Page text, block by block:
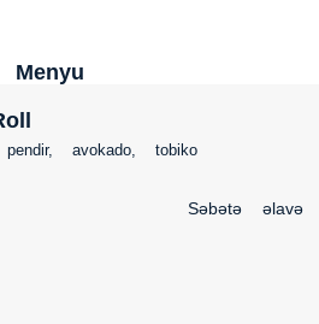
Menyu
avokado, tobiko
Səbətə əlavə